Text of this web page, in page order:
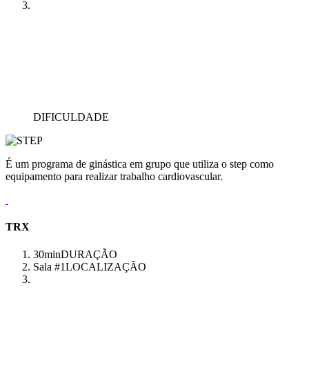
DIFICULDADE
É um programa de ginástica em grupo que utiliza o step como
equipamento para realizar trabalho cardiovascular.
TRX
30minDURAÇÃO
Sala #1LOCALIZAÇÃO